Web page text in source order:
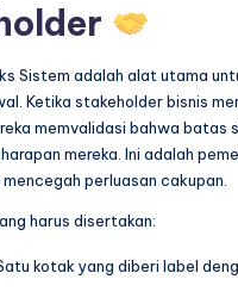
Sistem adalah alat utama
Ketika stakeholder bisnis
memvalidasi bahwa batas
mereka. Ini adalah
perluasan cakupan.
harus disertakan:
kotak yang diberi label